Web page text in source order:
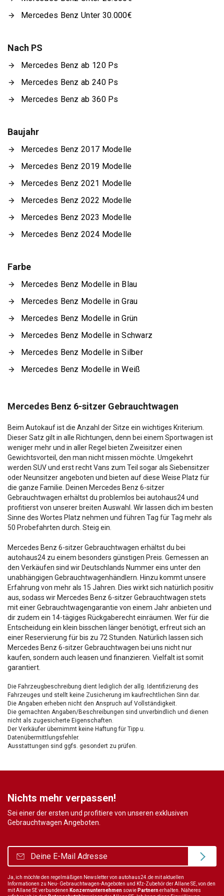
Mercedes Benz Unter 30.000€
Nach PS
Mercedes Benz ab 120 Ps
Mercedes Benz ab 240 Ps
Mercedes Benz ab 360 Ps
Baujahr
Mercedes Benz 2017 Modelle
Mercedes Benz 2019 Modelle
Mercedes Benz 2021 Modelle
Mercedes Benz 2022 Modelle
Mercedes Benz 2023 Modelle
Mercedes Benz 2024 Modelle
Farbe
Mercedes Benz Modelle in Blau
Mercedes Benz Modelle in Grau
Mercedes Benz Modelle in Grün
Mercedes Benz Modelle in Schwarz
Mercedes Benz Modelle in Silber
Mercedes Benz Modelle in Weiß
Mercedes Benz 6-sitzer Gebrauchtwagen
Beim Autokauf ist die Anzahl der Sitze ein wichtiges Kriterium.
Dieser Satz gilt in alle Richtungen, denn bei einem Sportwagen ist
weniger mehr und in aller Regel bieten Zweisitzer einen
Gewichtsvorteil, den man nicht missen möchte. Umgekehrt
werden SUV und erst recht Vans zum Teil sogar als Siebensitzer
oder Neunsitzer angeboten und bieten auf diese Weise Platz für
die ganze Familie. Deinen Mercedes Benz 6-sitzer
Gebrauchtwagen erhältst du problemlos bei autohaus24 und
profitierst von unserer breiten Auswahl. Wir lassen dich im besten
Sinne des Wortes Platz nehmen und führen Tag für Tag mehr als
50 Probefahrten durch. Steig ein.
Mercedes Benz 6-sitzer Gebrauchtwagen erhältst du bei
autohaus24 zu einem besonders günstigen Preis. Gemessen an
den Verkäufen sind wir Deutschlands Nummer eins unter den
unabhängigen Gebrauchtwagenhändlern. Hinzu kommt unsere
Erfahrung von mehr als 15 Jahren. Dies wirkt sich natürlich positiv
aus, sodass wir Mercedes Benz 6-sitzer Gebrauchtwagen stets
mit einer Gebrauchtwagengarantie von einem Jahr anbieten und
dir zudem ein 14-tägiges Rückgaberecht einräumen. Wer für die
Entscheidung ein klein bisschen länger benötigt, erfreut sich an
einer Reservierung für bis zu 72 Stunden. Natürlich lassen sich
Mercedes Benz 6-sitzer Gebrauchtwagen bei uns nicht nur
kaufen, sondern auch leasen und finanzieren. Vielfalt ist somit
garantiert.
Die Fahrzeugbeschreibung dient lediglich der allg. Identifizierung des
Fahrzeuges und stellt keine Zusicherung im kaufrechtlichen Sinn dar.
Die Angaben erheben nicht den Anspruch auf Vollständigkeit.
Die gemachten Angaben/Beschreibungen sind unverbindlich und dienen
nicht als zugesicherte Eigenschaften.
Der Verkäufer übernimmt keine Haftung für Tipp u.
Datenübermittlungsfehler.
Ausstattungen sind ggfs. gesondert zu prüfen.
Nichts mehr verpassen!
Sei einer der ersten und profitiere von unseren exklusiven
Gebrauchtwagen Angeboten.
Ja, ich möchte den regelmäßigen Newsletter von autohaus24.de mit aktuellen
Informationen zu Neu- Gebrauchtwagen-Angeboten und Kfz-Zubehör der Allane SE, von den
mit Allane SE verbundenen Konzernunternehmen sowie Partnernerhalten. Näheres